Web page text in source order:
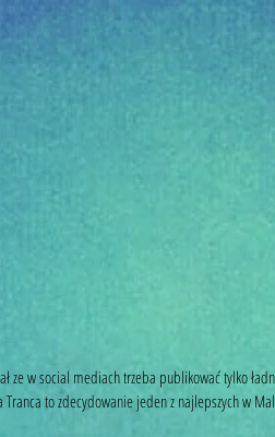
ze w social mediach trzeba publikować tylko
to zdecydowanie jeden z najlepszych w